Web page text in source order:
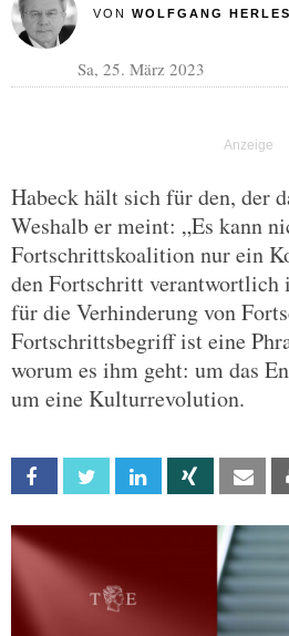
VON WOLFGANG HERLES
Sa, 25. März 2023
Habeck hält sich für den, der
Weshalb er meint: „Es kann
Fortschrittskoalition nur ein
den Fortschritt verantwortlich
für die Verhinderung von
Fortschrittsbegriff ist eine
worum es ihm geht: um das
um eine Kulturrevolution.
Facebook Twitter Linkedin Xing